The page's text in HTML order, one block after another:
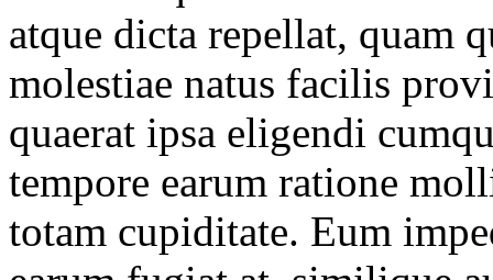
atque dicta repellat, quam
molestiae natus facilis
quaerat ipsa eligendi
tempore earum ratione
totam cupiditate. Eum